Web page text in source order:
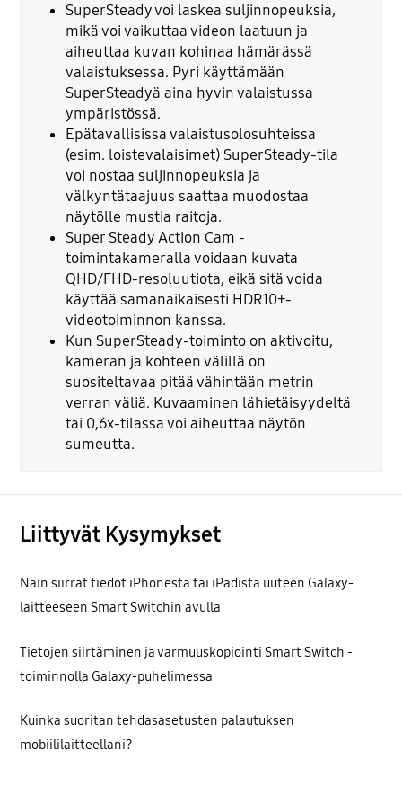
SuperSteady voi laskea suljinnopeuksia,
mikä voi vaikuttaa videon laatuun ja
aiheuttaa kuvan kohinaa hämärässä
valaistuksessa. Pyri käyttämään
SuperSteadyä aina hyvin valaistussa
ympäristössä.
Epätavallisissa valaistusolosuhteissa
(esim. loistevalaisimet) SuperSteady-tila
voi nostaa suljinnopeuksia ja
välkyntätaajuus saattaa muodostaa
näytölle mustia raitoja.
Super Steady Action Cam -
toimintakameralla voidaan kuvata
QHD/FHD-resoluutiota, eikä sitä voida
käyttää samanaikaisesti HDR10+-
videotoiminnon kanssa.
Kun SuperSteady-toiminto on aktivoitu,
kameran ja kohteen välillä on
suositeltavaa pitää vähintään metrin
verran väliä. Kuvaaminen lähietäisyydeltä
tai 0,6x-tilassa voi aiheuttaa näytön
sumeutta.
Liittyvät Kysymykset
Näin siirrät tiedot iPhonesta tai iPadista uuteen Galaxy-
laitteeseen Smart Switchin avulla
Tietojen siirtäminen ja varmuuskopiointi Smart Switch -
toiminnolla Galaxy-puhelimessa
Kuinka suoritan tehdasasetusten palautuksen
mobiililaitteellani?